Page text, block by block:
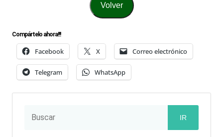
Volver
Compártelo ahora!!!
Facebook X Correo electrónico
Telegram WhatsApp
IR